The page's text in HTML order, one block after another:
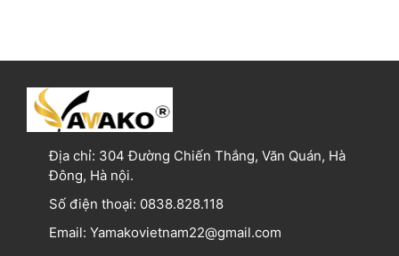
Địa chỉ: 304 Đường Chiến Thắng, Văn Quán, Hà
Đông, Hà nội.
Số điện thoại: 0838.828.118
Email: Yamakovietnam22@gmail.com